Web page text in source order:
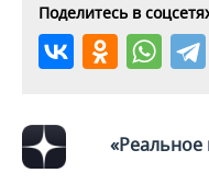
Поделитесь в
«Реальное